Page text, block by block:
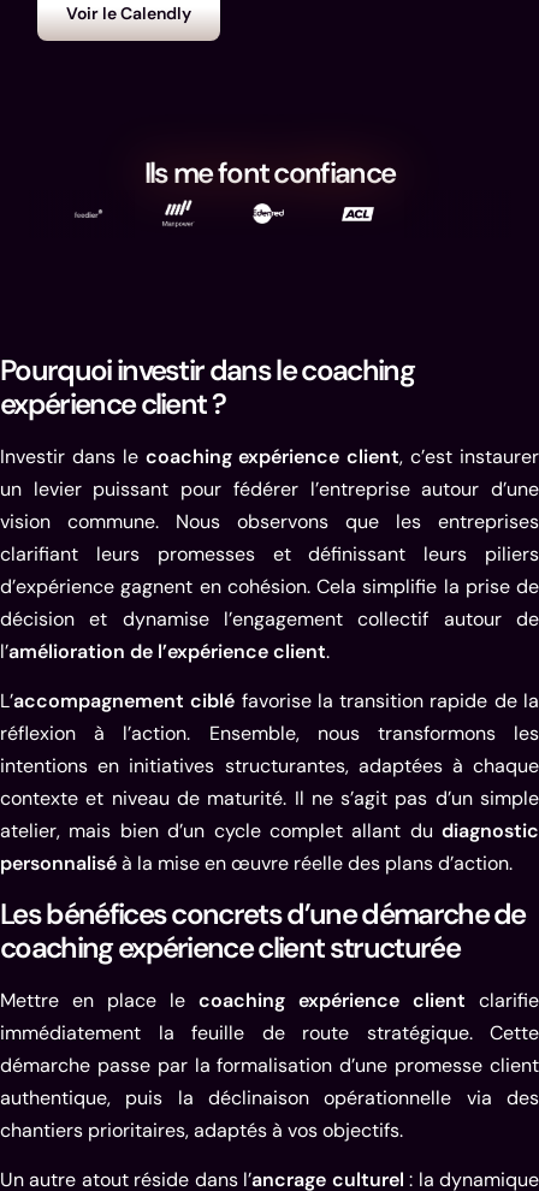
Voir le Calendly
Ils me font confiance
Pourquoi investir dans le coaching
expérience client ?
Investir dans le coaching expérience client, c’est instaurer
un levier puissant pour fédérer l’entreprise autour d’une
vision commune. Nous observons que les entreprises
clarifiant leurs promesses et définissant leurs piliers
d’expérience gagnent en cohésion. Cela simplifie la prise de
décision et dynamise l’engagement collectif autour de
l’amélioration de l’expérience client.
L’accompagnement ciblé favorise la transition rapide de la
réflexion à l’action. Ensemble, nous transformons les
intentions en initiatives structurantes, adaptées à chaque
contexte et niveau de maturité. Il ne s’agit pas d’un simple
atelier, mais bien d’un cycle complet allant du diagnostic
personnaliséà la mise en œuvre réelle des plans d’action.
Les bénéfices concrets d’une démarche de
coaching expérience client structurée
Mettre en place le coaching expérience client clarifie
immédiatement la feuille de route stratégique. Cette
démarche passe par la formalisation d’une promesse client
authentique, puis la déclinaison opérationnelle via des
chantiers prioritaires, adaptés à vos objectifs.
Un autre atout réside dans l’ancrage culturel : la dynamique